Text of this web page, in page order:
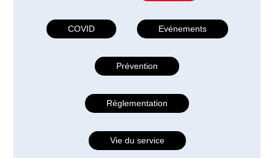
COVID Evénements
Prévention
Réglementation
Vie du service